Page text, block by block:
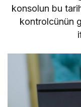
konsolun bu
kontrolcünün